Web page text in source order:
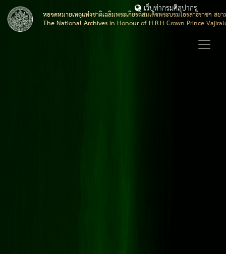
หอจดหมายเหตุแห่งชาติเฉลิมพระเกียรติสมเด็จพระบรมโอรสาธิราชฯ สย
The National Archives in Honour of H.R.H Crown Prince
เว็บท่ากรมศิลปากร